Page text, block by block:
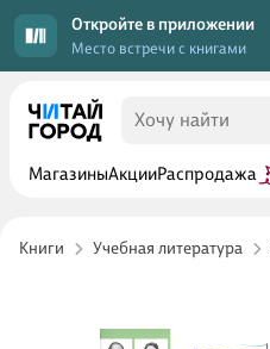
Откройте в приложении
Место встречи с книгами
МагазиныАкцииРаспродажа
Книги Учебная литература